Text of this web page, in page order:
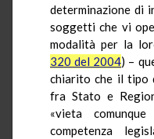
determinazione di
soggetti che vi
modalità per la
320 del 2004) –
chiarito che il tipo
fra Stato e
«vieta
competenza